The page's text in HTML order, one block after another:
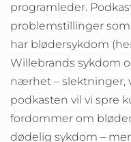
programleder.
problemstillinger
har blødersykdom
Willebrands sykdom
nærhet – slektninger,
podkasten vil vi spre
fordommer om
dødelig sykdom –